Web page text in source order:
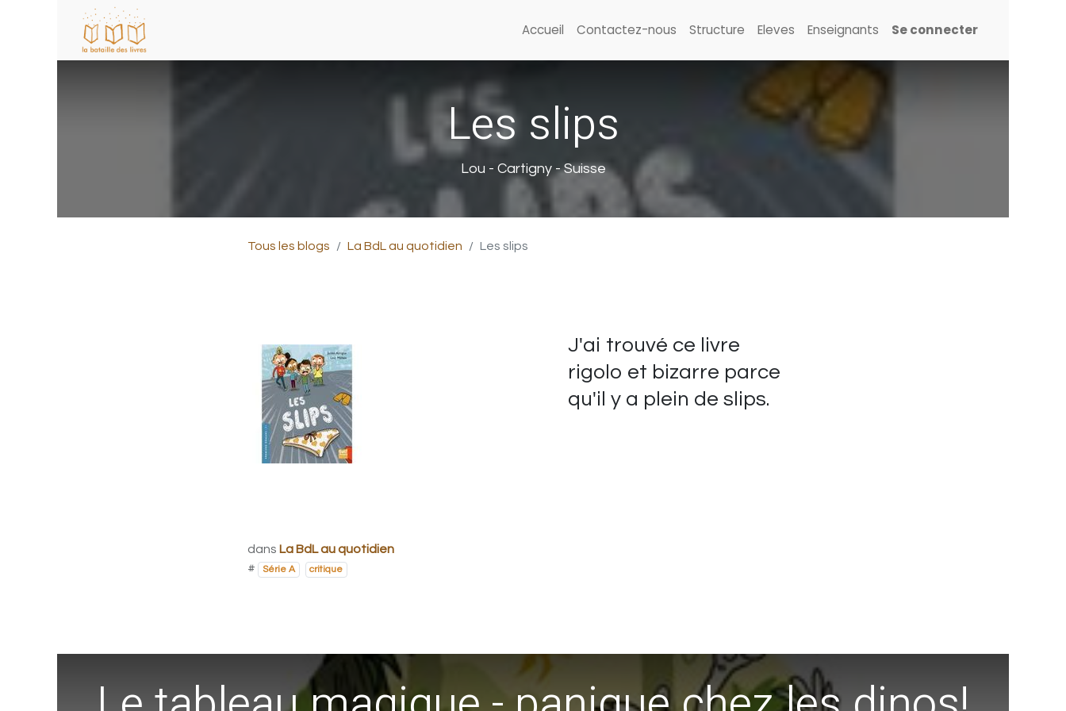
Accueil Contactez-nous Structure Eleves Enseignants Se connecter
Les slips
Lou - Cartigny - Suisse
Tous les blogs La BdL au quotidien Les slips
J'ai trouvé ce livre
rigolo et bizarre parce
qu'il y a plein de slips.
dans La BdL au quotidien
#
Série A critique